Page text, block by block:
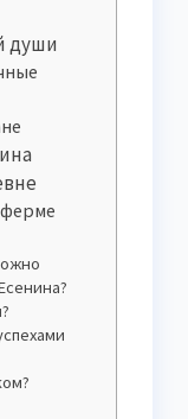
души